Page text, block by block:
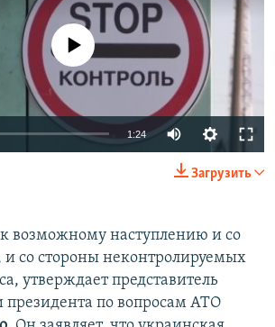
source currently available
1:24
Загрузить
возможному наступлению и со
со стороны неконтролируемых
утверждает представитель
по вопросам АТО